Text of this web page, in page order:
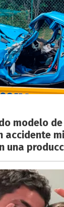
modelo
accidente
una